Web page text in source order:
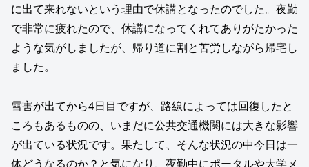
に出て来れないという理由で休講となったのでした。夜勤
で非常に疲れたので、休講になってくれてありがたかった
ような気がしましたが、帰り道に割と苦労しながら帰宅し
ました。
雪害が出てから4日目ですが、路線によっては回復したと
ころもあるものの、いまだに公共交通機関には大きな影響
が出ている状況です。果たして、そんな状況の中今日は一
体どうなるのか？と気になり、夜勤中にポータルや大学メ